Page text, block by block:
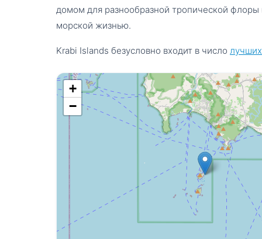
домом для разнообразной тропической
морской жизнью.
Krabi Islands безусловно входит в число
+
−